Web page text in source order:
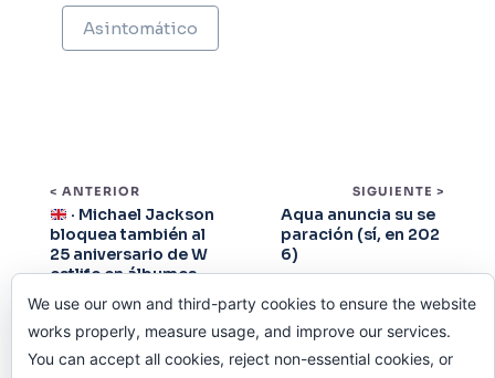
Asintomático
< ANTERIOR
· Michael Jackson
bloquea también al
25 aniversario de W
estlife en álbumes
SIGUIENTE >
Aqua anuncia su se
paración (sí, en 202
6)
We use our own and third-party cookies to ensure the website
works properly, measure usage, and improve our services.
You can accept all cookies, reject non-essential cookies, or